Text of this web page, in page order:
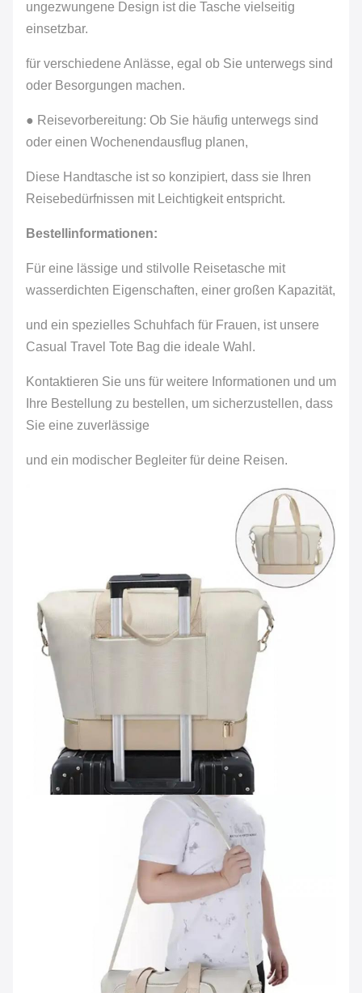
ungezwungene Design ist die Tasche vielseitig
einsetzbar.
für verschiedene Anlässe, egal ob Sie unterwegs sind
oder Besorgungen machen.
● Reisevorbereitung: Ob Sie häufig unterwegs sind
oder einen Wochenendausflug planen,
Diese Handtasche ist so konzipiert, dass sie Ihren
Reisebedürfnissen mit Leichtigkeit entspricht.
Bestellinformationen:
Für eine lässige und stilvolle Reisetasche mit
wasserdichten Eigenschaften, einer großen Kapazität,
und ein spezielles Schuhfach für Frauen, ist unsere
Casual Travel Tote Bag die ideale Wahl.
Kontaktieren Sie uns für weitere Informationen und um
Ihre Bestellung zu bestellen, um sicherzustellen, dass
Sie eine zuverlässige
und ein modischer Begleiter für deine Reisen.